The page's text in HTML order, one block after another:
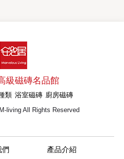
級磁磚名品館
類 浴室磁磚 廚房磁磚
living All Rights Reserved
們
產品介紹